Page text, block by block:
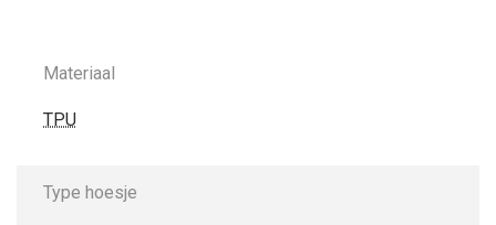
Materiaal
TPU
Type hoesje